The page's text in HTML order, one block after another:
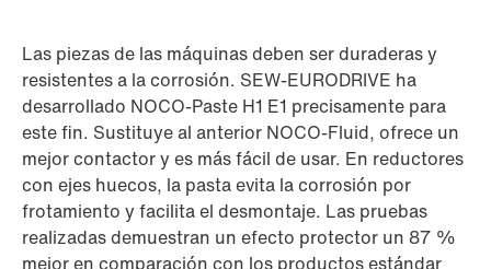
Las piezas de las máquinas deben ser duraderas y
resistentes a la corrosión. SEW-EURODRIVE ha
desarrollado NOCO-Paste H1 E1 precisamente para
este fin. Sustituye al anterior NOCO-Fluid, ofrece un
mejor contactor y es más fácil de usar. En reductores
con ejes huecos, la pasta evita la corrosión por
frotamiento y facilita el desmontaje. Las pruebas
realizadas demuestran un efecto protector un 87 %
mejor en comparación con los productos estándar